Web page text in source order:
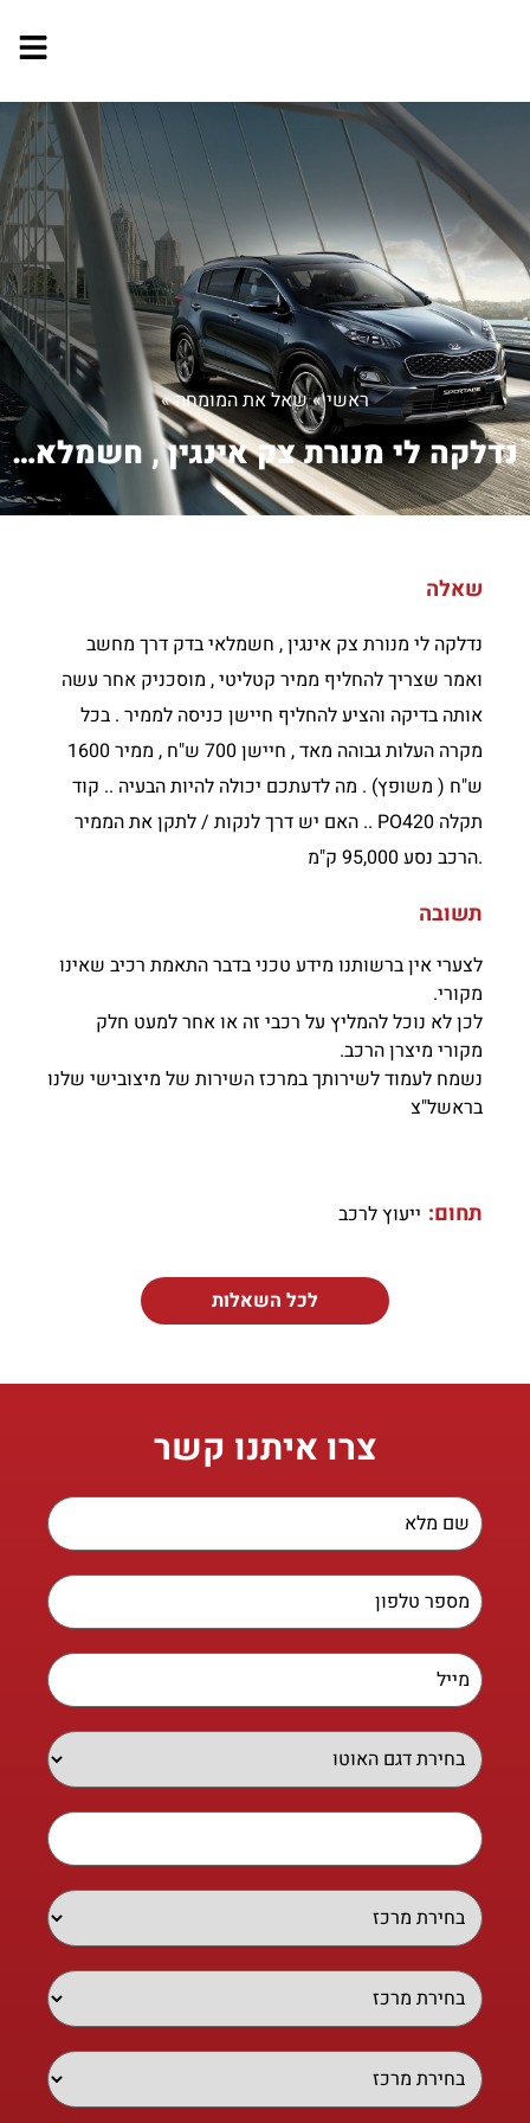
ראשי»שאל את המומחה»
נדלקה לי מנורת צק אינגין , חשמלאי בדק...
שאלה
נדלקה לי מנורת צק אינגין , חשמלאי בדק דרך מחשב
ואמר שצריך להחליף ממיר קטליטי , מוסכניק אחר עשה
אותה בדיקה והציע להחליף חיישן כניסה לממיר . בכל
מקרה העלות גבוהה מאד , חיישן 700 ש"ח , ממיר 1600
ש"ח ( משופץ) . מה לדעתכם יכולה להיות הבעיה .. קוד
תקלה PO420 .. האם יש דרך לנקות / לתקן את הממיר
.הרכב נסע 95,000 ק"מ
תשובה
לצערי אין ברשותנו מידע טכני בדבר התאמת רכיב שאינו
מקורי.
לכן לא נוכל להמליץ על רכבי זה או אחר למעט חלק
מקורי מיצרן הרכב.
נשמח לעמוד לשירותך במרכז השירות של מיצובישי שלנו
בראשל"צ
תחום: ייעוץ לרכב
לכל השאלות
צרו איתנו קשר